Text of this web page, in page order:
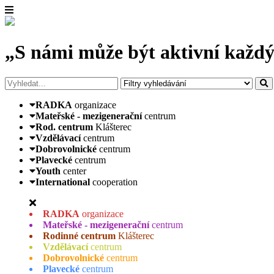
„S námi může být aktivní
RADKA organizace
Mateřské - mezigenerační centrum
Rod. centrum Klášterec
Vzdělávací centrum
Dobrovolnické centrum
Plavecké centrum
Youth center
International cooperation
RADKA organizace
Mateřské - mezigenerační centrum
Rodinné centrum Klášterec
Vzdělávací centrum
Dobrovolnické centrum
Plavecké centrum